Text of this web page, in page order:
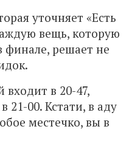
уточняет «Есть
вещь, которую
финале, решает не
входит в 20-47,
21-00. Кстати, в аду
местечко, вы в